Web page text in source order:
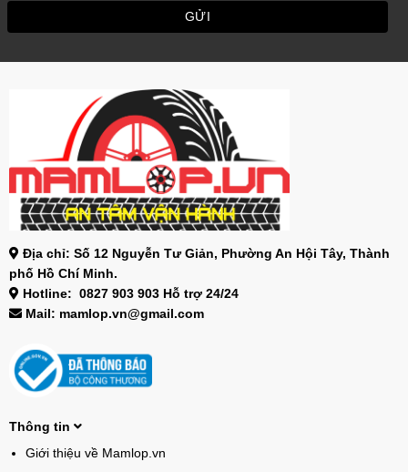
Địa chỉ: Số 12 Nguyễn Tư Giản, Phường An Hội Tây, Thành
phố Hồ Chí Minh.
Hotline: 0827 903 903 Hỗ trợ 24/24
Mail: mamlop.vn@gmail.com
Thông tin
Giới thiệu về Mamlop.vn